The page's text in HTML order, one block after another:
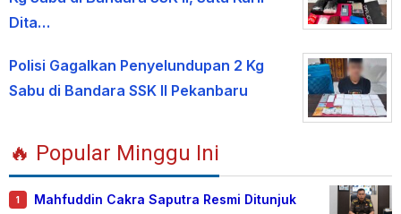
Dita…
Polisi Gagalkan Penyelundupan 2 Kg
Sabu di Bandara SSK II Pekanbaru
🔥 Popular Minggu Ini
1
Mahfuddin Cakra Saputra Resmi Ditunjuk